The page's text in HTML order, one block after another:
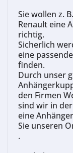
Sie wollen z.
Renault eine
richtig.
Sicherlich
eine
finden.
Durch unser
den Firmen
sind wir in
eine
Sie unseren
.